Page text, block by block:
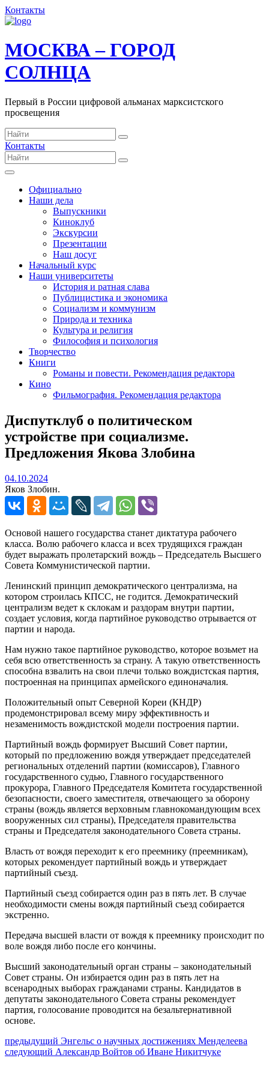
Контакты
МОСКВА – ГОРОД
СОЛНЦА
Первый в России цифровой альманах марксистского
просвещения
Контакты
Официально
Наши дела
Выпускники
Киноклуб
Экскурсии
Презентации
Наш досуг
Начальный курс
Наши университеты
История и ратная слава
Публицистика и экономика
Социализм и коммунизм
Природа и техника
Культура и религия
Философия и психология
Творчество
Книги
Романы и повести. Рекомендация редактора
Кино
Фильмография. Рекомендация редактора
Диспутклуб о политическом
устройстве при социализме.
Предложения Якова Злобина
04.10.202404.10.2024
Яков Злобин.
Основой нашего государства станет диктатура рабочего
класса. Волю рабочего класса и всех трудящихся граждан
будет выражать пролетарский вождь – Председатель Высшего
Совета Коммунистической партии.
Ленинский принцип демократического централизма, на
котором строилась КПСС, не годится. Демократический
централизм ведет к склокам и раздорам внутри партии,
создает условия, когда партийное руководство отрывается от
партии и народа.
Нам нужно такое партийное руководство, которое возьмет на
себя всю ответственность за страну. А такую ответственность
способна взвалить на свои плечи только вождистская партия,
построенная на принципах армейского единоначалия.
Положительный опыт Северной Кореи (КНДР)
продемонстрировал всему миру эффективность и
незаменимость вождистской модели построения партии.
Партийный вождь формирует Высший Совет партии,
который по предложению вождя утверждает председателей
региональных отделений партии (комиссаров), Главного
государственного судью, Главного государственного
прокурора, Главного Председателя Комитета государственной
безопасности, своего заместителя, отвечающего за оборону
страны (вождь является верховным главнокомандующим всех
вооруженных сил страны), Председателя правительства
страны и Председателя законодательного Совета страны.
Власть от вождя переходит к его преемнику (преемникам),
которых рекомендует партийный вождь и утверждает
партийный съезд.
Партийный съезд собирается один раз в пять лет. В случае
необходимости смены вождя партийный съезд собирается
экстренно.
Передача высшей власти от вождя к преемнику происходит по
воле вождя либо после его кончины.
Высший законодательный орган страны – законодательный
Совет страны. Он избирается один раз в пять лет на
всенародных выборах гражданами страны. Кандидатов в
депутаты законодательного Совета страны рекомендует
партия, голосование проводится на безальтернативной
основе.
Навигация
по
предыдущий Предыдущий
пост:
Энгельс о научных достижениях Менделеева
следующий Следующее
Александр Войтов об Иване Никитчуке